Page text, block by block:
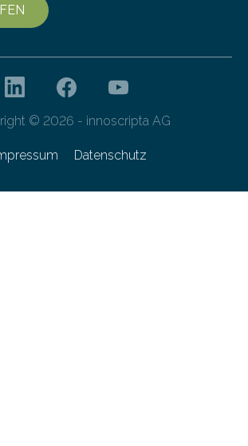
© 2026 - innoscripta AG
Datenschutz